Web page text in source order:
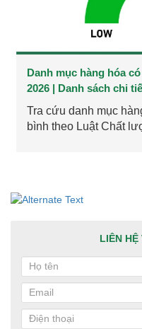
Danh mục hàng hóa
2026 | Danh sách chi
Tra cứu danh mục
bình theo Luật Chất
LIÊN HỆ